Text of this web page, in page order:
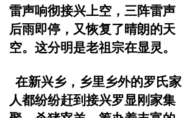
雷声响彻接兴上空，三阵雷声
后雨即停，又恢复了晴朗的天
空。这分明是老祖宗在显灵。
在新兴乡，乡里乡外的罗氏家
人都纷纷赶到接兴罗显 刚家集